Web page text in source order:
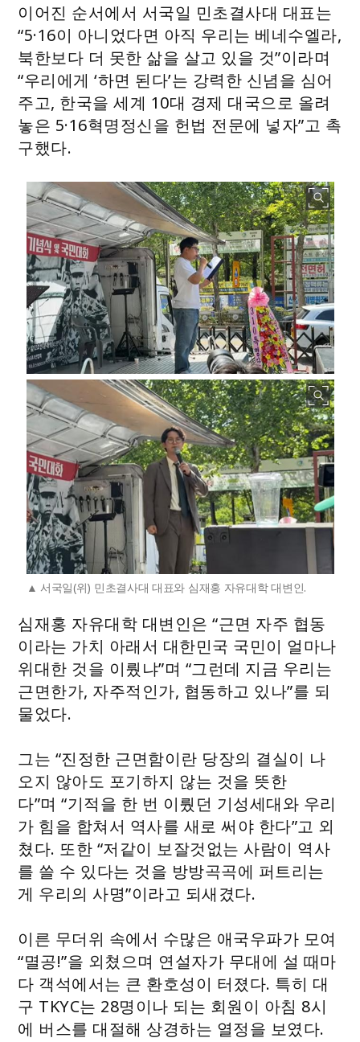
이어진 순서에서 서국일 민초결사대 대표는
“5·16이 아니었다면 아직 우리는 베네수엘라,
북한보다 더 못한 삶을 살고 있을 것”이라며
“우리에게 ‘하면 된다’는 강력한 신념을 심어
주고, 한국을 세계 10대 경제 대국으로 올려
놓은 5·16혁명정신을 헌법 전문에 넣자”고 촉
구했다.
서국일(위) 민초결사대 대표와 심재홍 자유대학 대변인.
심재홍 자유대학 대변인은 “근면 자주 협동
이라는 가치 아래서 대한민국 국민이 얼마나
위대한 것을 이뤘냐”며 “그런데 지금 우리는
근면한가, 자주적인가, 협동하고 있나”를 되
물었다.
그는 “진정한 근면함이란 당장의 결실이 나
오지 않아도 포기하지 않는 것을 뜻한
다”며 “기적을 한 번 이뤘던 기성세대와 우리
가 힘을 합쳐서 역사를 새로 써야 한다”고 외
쳤다. 또한 “저같이 보잘것없는 사람이 역사
를 쓸 수 있다는 것을 방방곡곡에 퍼트리는
게 우리의 사명”이라고 되새겼다.
이른 무더위 속에서 수많은 애국우파가 모여
“멸공!”을 외쳤으며 연설자가 무대에 설 때마
다 객석에서는 큰 환호성이 터졌다. 특히 대
구 TKYC는 28명이나 되는 회원이 아침 8시
에 버스를 대절해 상경하는 열정을 보였다.